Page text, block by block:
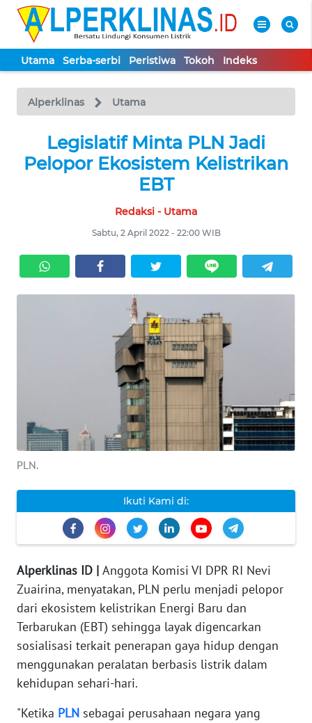
Utama Serba-serbi Peristiwa Tokoh Indeks
Alperklinas Utama
Legislatif Minta PLN Jadi
Pelopor Ekosistem Kelistrikan
EBT
Redaksi - Utama
Sabtu, 2 April 2022 - 22:00 WIB
PLN.
Ikuti Kami di:
Alperklinas ID | Anggota Komisi VI DPR RI Nevi
Zuairina, menyatakan, PLN perlu menjadi pelopor
dari ekosistem kelistrikan Energi Baru dan
Terbarukan (EBT) sehingga layak digencarkan
sosialisasi terkait penerapan gaya hidup dengan
menggunakan peralatan berbasis listrik dalam
kehidupan sehari-hari.
"Ketika PLN sebagai perusahaan negara yang
TV
Tutup
UTAMA
TOKOH
INFO
KAMI
PEDOMAN
SIBER
REDAKSI
KARIR
DISCLAIMER